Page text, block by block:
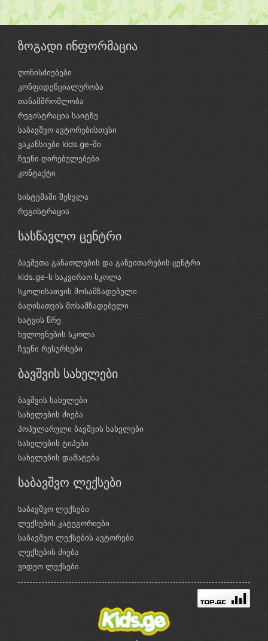
ზოგადი ინფორმაცია
ღონისძიებები
კონფიდენციალურობა
თანამშრომლობა
რეგისტრაცია საიტზე
საბავშვო ავტორებისთვსი
ვაკანსიები kids.ge-ში
ჩვენი ღირებულებები
კონტაქტი
სისტემაში შესვლა
რეგისტრაცია
სასწავლო ცენტრი
ბავშვთა განათლების და განვითარების ცენტრი
kids.ge-ს საკვირაო სკოლა
სკოლისათვის მოსამზადებელი
ბაღისათვის მოსამზადებელი
ხატვის წრე
ხელოვნების სკოლა
ჩვენი რესურსები
ბავშვის სახელები
ბავშვის სახელები
სახელების ძიება
პოპულარული ბავშვის სახელები
სახელების ტიპები
სახელების დამატება
საბავშვო ლექსები
საბავშვო ლექსები
ლექსების კატეგორიები
საბავშვო ლექსების ავტორები
ლექსების ძიება
ვიდეო ლექსები